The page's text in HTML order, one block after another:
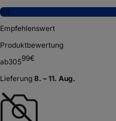
7,4
Empfehlenswert
Produktbewertung
ab30599€
Lieferung 8. – 11. Aug.